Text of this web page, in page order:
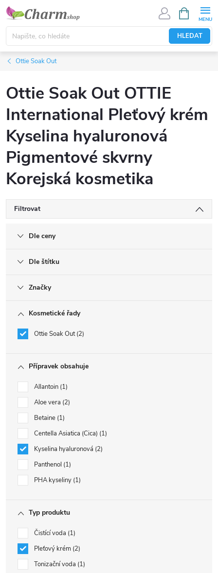
Přejít
obsah
HLEDAT
NÁKUPNÍ
KOŠÍK
Ottie Soak Out
Ottie Soak Out OTTIE
International Pleťový krém
Kyselina hyaluronová
Pigmentové skvrny
Korejská kosmetika
Filtrovat
Dle ceny
Dle štítku
Značky
Kosmetické řady
Ottie Soak Out 2
Přípravek obsahuje
Allantoin 1
Aloe vera 2
Betaine 1
Centella Asiatica (Cica) 1
Kyselina hyaluronová 2
Panthenol 1
PHA kyseliny 1
Typ produktu
Čistící voda 1
Pleťový krém 2
Tonizační voda 1